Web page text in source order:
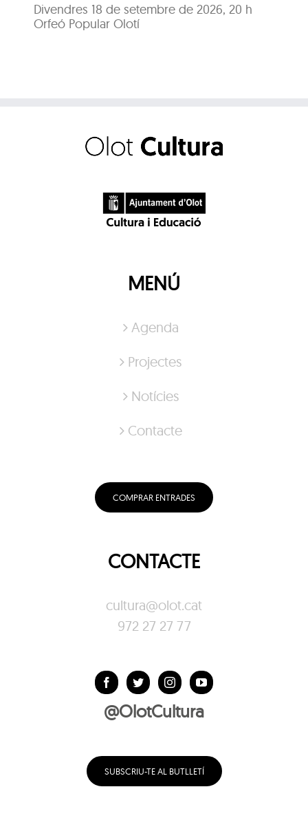
Divendres 18 de setembre de 2026, 20 h
Orfeó Popular Olotí
MENÚ
Agenda
Projectes
Notícies
Contacte
COMPRAR ENTRADES
CONTACTE
cultura@olot.cat
972 27 27 77
@OlotCultura
SUBSCRIU-TE AL BUTLLETÍ